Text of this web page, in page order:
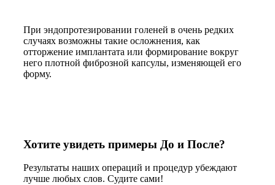
При эндопротезировании голеней в очень редких
случаях возможны такие осложнения, как
отторжение имплантата или формирование вокруг
него плотной фиброзной капсулы, изменяющей его
форму.
Хотите увидеть примеры До и После?
Результаты наших операций и процедур убеждают
лучше любых слов. Судите сами!